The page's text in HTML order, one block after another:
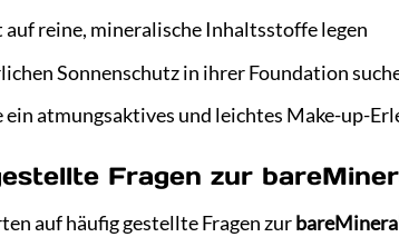
auf reine, mineralische Inhaltsstoffe legen
Sonnenschutz in ihrer Foundation
atmungsaktives und leichtes Make-up-
Fragen zur
auf häufig gestellte Fragen zur